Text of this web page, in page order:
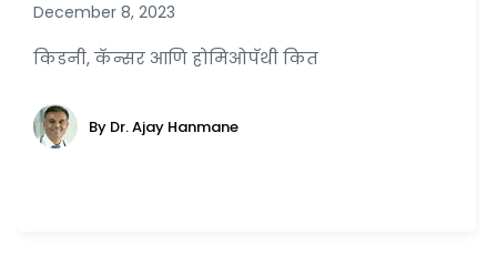
December 8, 2023
किडनी, कॅन्सर आणि होमिओपॅथी कित
By Dr. Ajay Hanmane